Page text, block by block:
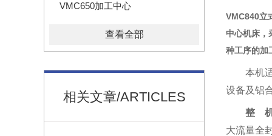
VMC650加工中心
查看全部
相关文章/ARTICLES
VMC840立
中心机床，
种工序的加
本机
设备及铝
整
大流量全